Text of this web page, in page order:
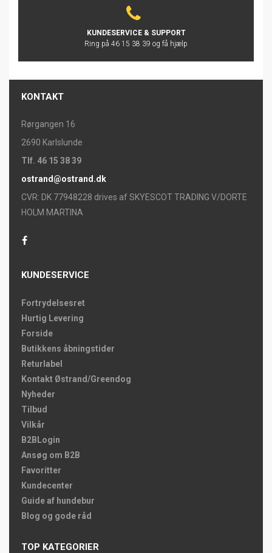
KUNDESERVICE & SUPPORT
Ring på 46 15 38 39 og få hjælp
KONTAKT
Rørgangen 16
2690 Karlslunde
Tlf. 46 15 38 39
ostrand@ostrand.dk
CVR: DK 77948228 drives af SKYESCOT TRADING V/DORTE
HOLM MARTINA
KUNDESERVICE
Fortrydelsesret
Hurtig Levering
Forside
Butikkens åbningstider
Returlabel
Kontakt Østrand/Greendog
Nyheder
Tilbud
Vilkår
B2BLogin
Ansøg om B2B
Favoritter
Kundecenter
Guide af hundebur
Blog og gode råd
TOP KATEGORIER